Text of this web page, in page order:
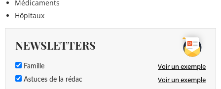
Médicaments
Hôpitaux
NEWSLETTERS
Famille Voir un exemple
Astuces de la rédac Voir un exemple